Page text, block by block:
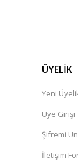
ÜYELİK
Yeni
Üye Girişi
Şifremi
İletişim